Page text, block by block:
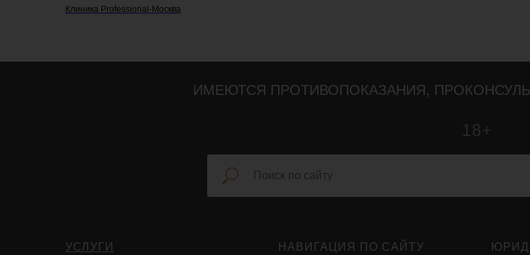
Клиника Professional-Москва
ИМЕЮТСЯ ПРОТИВОПОКАЗАНИЯ,
18+
УСЛУГИ НАВИГАЦИЯ ПО САЙТУ